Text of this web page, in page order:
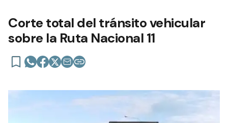
Corte total del tránsito vehicular
sobre la Ruta Nacional 11